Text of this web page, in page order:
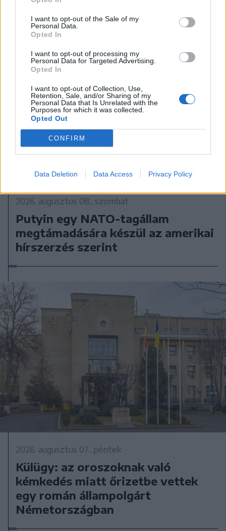
I want to opt-out of the Sale of my
Personal Data.
Opted In
I want to opt-out of processing my
Personal Data for Targeted Advertising.
Opted In
I want to opt-out of Collection, Use,
Retention, Sale, and/or Sharing of my
Personal Data that Is Unrelated with the
Purposes for which it was collected.
Opted Out
CONFIRM
Data Deletion Data Access Privacy Policy
2026. augusztus 08., szombat
Putyin egy NATO-tagállam
megtámadására készül az amerikai
hírszerzés szerint
2026. augusztus 07., péntek
Külügy: az oroszoknak való
kémkedés miatt őrizetbe vettek
egy román állampolgárt
Németországban